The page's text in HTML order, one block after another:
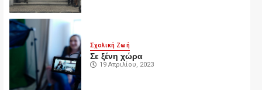
Σχολική Ζωή
Σε ξένη χώρα
19 Απριλίου, 2023